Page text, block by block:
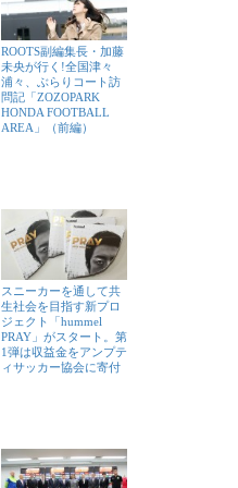
ROOTS副編集長・加藤
未央が行く!全国津々
浦々、ぶらりコート訪
問記「ZOZOPARK
HONDA FOOTBALL
AREA」（前編）
スニーカーを通して共
生社会を目指す新プロ
ジェクト「hummel
PRAY」がスタート。第
1弾は収益金をアンプテ
ィサッカー協会に寄付